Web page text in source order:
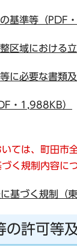
基準等（PDF
区域における
に必要な書類
・1,988KB）
ては、町田市
く規制内容に
基づく規制（
の許可等